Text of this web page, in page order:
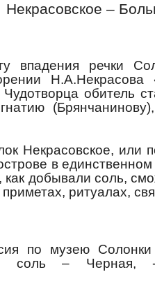
Некрасовское –
впадения речки
обитель
Некрасовское, или
в
добывали соль,
ритуалах,
по музею
соль – Черная, -